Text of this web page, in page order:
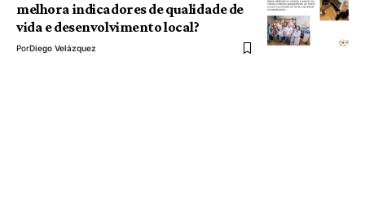
melhora indicadores de qualidade de
vida e desenvolvimento local?
PorDiego Velázquez